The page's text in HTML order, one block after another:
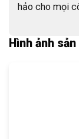
hảo cho mọi
Hình ảnh